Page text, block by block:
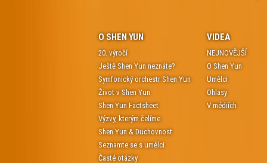
O SHEN YUN
20. výročí
Ještě Shen Yun neznáte?
Symfonický orchestr Shen Yun
Život v Shen Yun
Shen Yun Factsheet
Výzvy, kterým čelíme
Shen Yun & Duchovnost
Seznamte se s umělci
Časté otázky
VIDEA
NEJNOVĚJŠÍ
O Shen Yun
Umělci
Ohlasy
V médiích